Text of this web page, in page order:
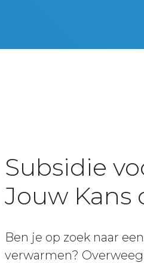
Subsidie
Jouw Kans
Ben je op zoek naar
verwarmen?